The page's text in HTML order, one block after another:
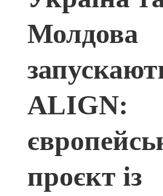
Молдова
ALIGN:
проєкт із